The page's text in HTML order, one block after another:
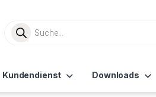
Kundendienst Downloads